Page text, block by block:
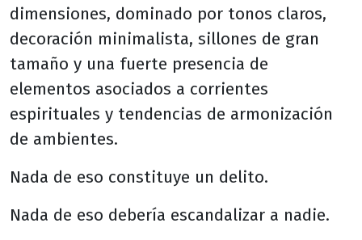
dimensiones, dominado por tonos claros,
decoración minimalista, sillones de gran
tamaño y una fuerte presencia de
elementos asociados a corrientes
espirituales y tendencias de armonización
de ambientes.
Nada de eso constituye un delito.
Nada de eso debería escandalizar a nadie.